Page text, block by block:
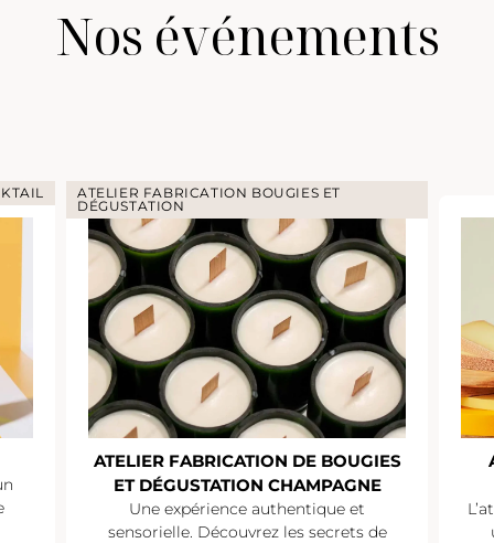
Nos événements
ATELIER FABRICATION BOUGIES ET
DÉGUSTATION
ATELIER FABRICATION DE BOUGIES
ET DÉGUSTATION CHAMPAGNE
Une expérience authentique et
sensorielle. Découvrez les secrets de